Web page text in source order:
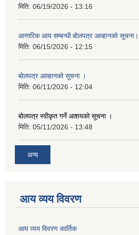
मिति: 06/19/2026 - 13:16
आन्तरिक आय सम्बन्धी बोलपत्र आव्हानको सूचना।
मिति: 06/15/2026 - 12:15
बोलपत्र आव्हानको सूचना ।
मिति: 06/11/2026 - 12:04
बोलपत्र स्वीकृत गर्ने आशयको सूचना ।
मिति: 05/11/2026 - 13:48
अन्य
आय व्यय विवरण
आय व्यय विवरण कार्तिक